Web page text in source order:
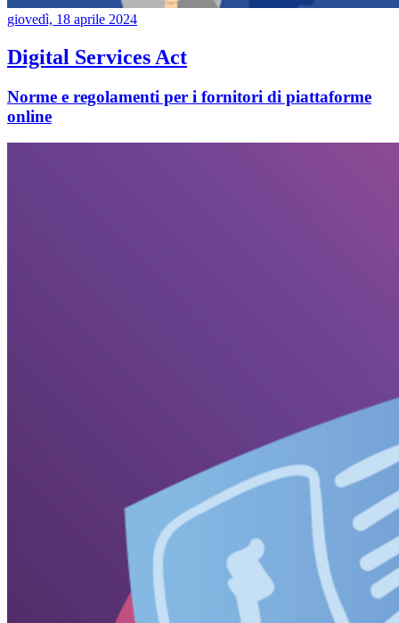
giovedì, 18 aprile 2024
Digital Services Act
Norme e regolamenti per i fornitori di piattaforme
online